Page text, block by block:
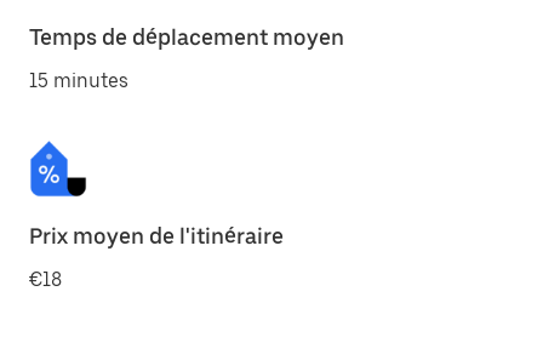
Temps de déplacement moyen
15 minutes
Prix moyen de l'itinéraire
€18